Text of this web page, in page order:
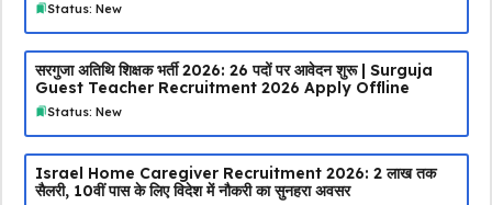
Status: New
सरगुजा अतिथि शिक्षक भर्ती 2026: 26 पदों पर आवेदन शुरू | Surguja
Guest Teacher Recruitment 2026 Apply Offline
Status: New
Israel Home Caregiver Recruitment 2026: ₹2 लाख तक
सैलरी, 10वीं पास के लिए विदेश में नौकरी का सुनहरा अवसर